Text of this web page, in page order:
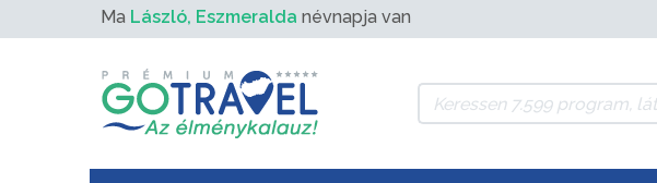
Ma László, Eszmeralda névnapja van